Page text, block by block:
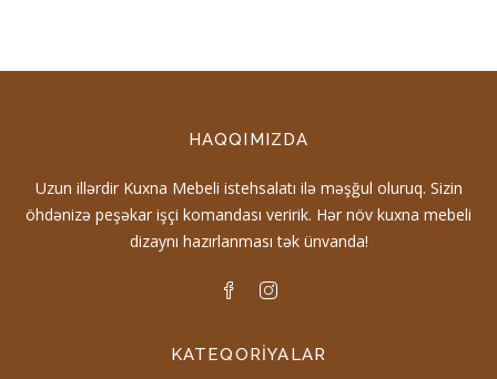
HAQQIMIZDA
Uzun illərdir Kuxna Mebeli istehsalatı ilə məşğul oluruq. Sizin
öhdənizə peşəkar işçi komandası veririk. Hər növ kuxna mebeli
dizaynı hazırlanması tək ünvanda!
KATEQORIYALAR